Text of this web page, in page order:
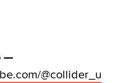
—
@collider_u